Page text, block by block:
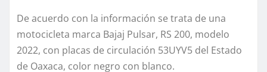
De acuerdo con la información se trata de una
motocicleta marca Bajaj Pulsar, RS 200, modelo
2022, con placas de circulación 53UYV5 del Estado
de Oaxaca, color negro con blanco.